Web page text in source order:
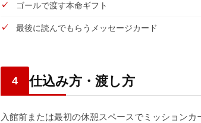
ゴールで渡す本命ギフト
最後に読んでもらうメッセージカード
4 仕込み方・渡し方
入館前または最初の休憩スペースでミッション